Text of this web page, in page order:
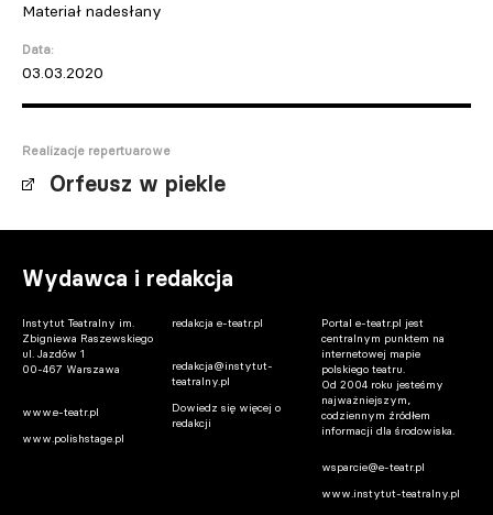
Materiał nadesłany
Data:
03.03.2020
Realizacje repertuarowe
Orfeusz w piekle
Wydawca i redakcja
Instytut Teatralny im.
Zbigniewa Raszewskiego
ul. Jazdów 1
00-467 Warszawa
www.e-teatr.pl
www.polishstage.pl
redakcja e-teatr.pl
redakcja@instytut-
teatralny.pl
Dowiedz się więcej o
redakcji
Portal e-teatr.pl jest
centralnym punktem na
internetowej mapie
polskiego teatru.
Od 2004 roku jesteśmy
najważniejszym,
codziennym źródłem
informacji dla środowiska.
wsparcie@e-teatr.pl
www.instytut-teatralny.pl